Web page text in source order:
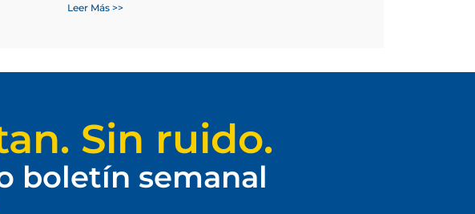
Leer Más >>
Sin ruido.
boletín semanal